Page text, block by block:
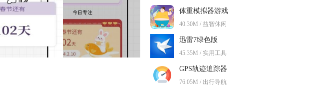
体重模拟器游戏
40.30M / 益智休闲
迅雷7绿色版
45.35M / 实用工具
GPS轨迹追踪器
76.05M / 出行导航